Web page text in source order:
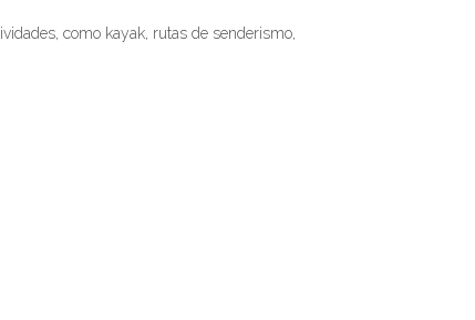
como kayak, rutas de senderismo,